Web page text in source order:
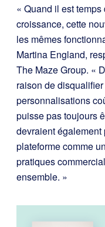
« Quand il est
croissance, cette
les mêmes
Martina England,
The Maze Group. «
raison de
personnalisations
puisse pas toujours
devraient
plateforme comme
pratiques
ensemble. »